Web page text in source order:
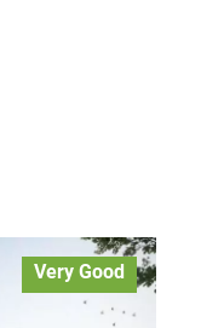
Very Good